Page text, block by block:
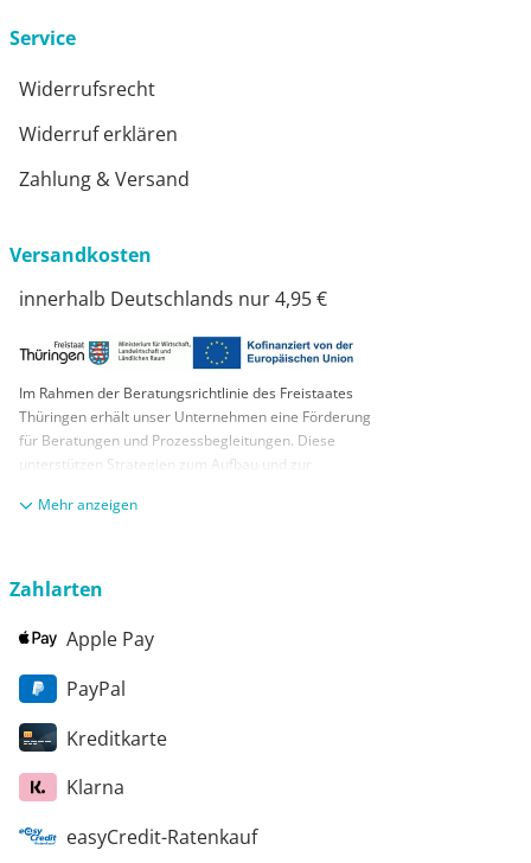
Service
Widerrufsrecht
Widerruf erklären
Zahlung & Versand
Versandkosten
innerhalb Deutschlands nur 4,95 €
Im Rahmen der Beratungsrichtlinie des Freistaates
Thüringen erhält unser Unternehmen eine Förderung
für Beratungen und Prozessbegleitungen. Diese
unterstützen Strategien zum Aufbau und zur
KMUs. Die daraus resultierenden Ergebnisse und
aus Mitteln des Europäischen Sozialfonds Plus und
anzeigen
Zahlarten
Apple Pay
PayPal
Kreditkarte
Klarna
easyCredit-Ratenkauf